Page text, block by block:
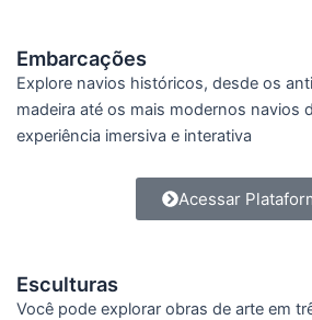
Embarcações
Explore navios históricos, desde os
madeira até os mais modernos navios
experiência imersiva e interativa
Acessar
Esculturas
Você pode explorar obras de arte em